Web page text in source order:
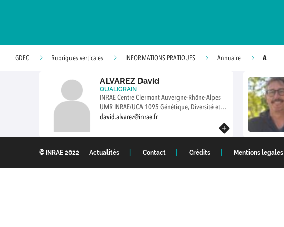
GDEC Rubriques verticales INFORMATIONS PRATIQUES Annuaire A
ALVAREZ David
QUALIGRAIN
INRAE Centre Clermont Auvergne-Rhône-Alpes
UMR INRAE/UCA 1095 Génétique, Diversité et
Ecophysiologie des Céréales Site de Crouël 5
Chemin de Beaulieu 63000 CLERMONT-FERRAND
FRANCE
david.alvarez@inrae.fr
© INRAE 2022 Actualités Contact Crédits Mentions legales